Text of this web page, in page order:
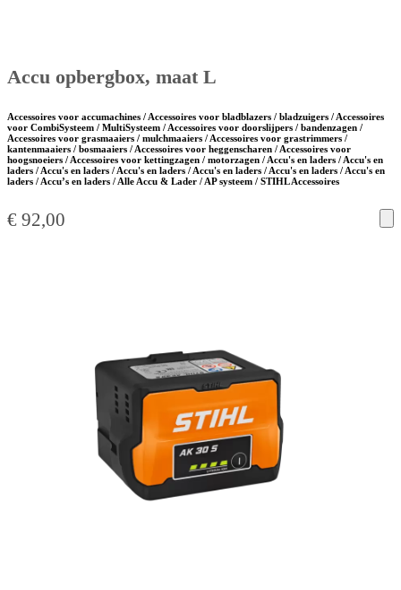
Accu opbergbox, maat L
Accessoires voor accumachines / Accessoires voor bladblazers / bladzuigers / Accessoires
voor CombiSysteem / MultiSysteem / Accessoires voor doorslijpers / bandenzagen /
Accessoires voor grasmaaiers / mulchmaaiers / Accessoires voor grastrimmers /
kantenmaaiers / bosmaaiers / Accessoires voor heggenscharen / Accessoires voor
hoogsnoeiers / Accessoires voor kettingzagen / motorzagen / Accu's en laders / Accu's en
laders / Accu's en laders / Accu's en laders / Accu's en laders / Accu's en laders / Accu's en
laders / Accu’s en laders / Alle Accu & Lader / AP systeem / STIHL Accessoires
€ 92,00